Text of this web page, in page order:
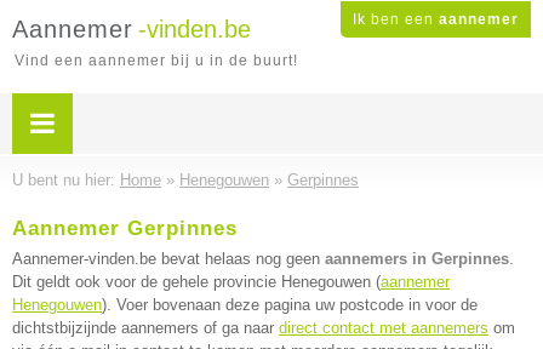
Ik ben een aannemer
Aannemer -vinden.be
Vind een aannemer bij u in de buurt!
U bent nu hier: Home » Henegouwen » Gerpinnes
Aannemer Gerpinnes
Aannemer-vinden.be bevat helaas nog geen aannemers in Gerpinnes.
Dit geldt ook voor de gehele provincie Henegouwen (aannemer
Henegouwen). Voer bovenaan deze pagina uw postcode in voor de
dichtstbijzijnde aannemers of ga naar direct contact met aannemers om